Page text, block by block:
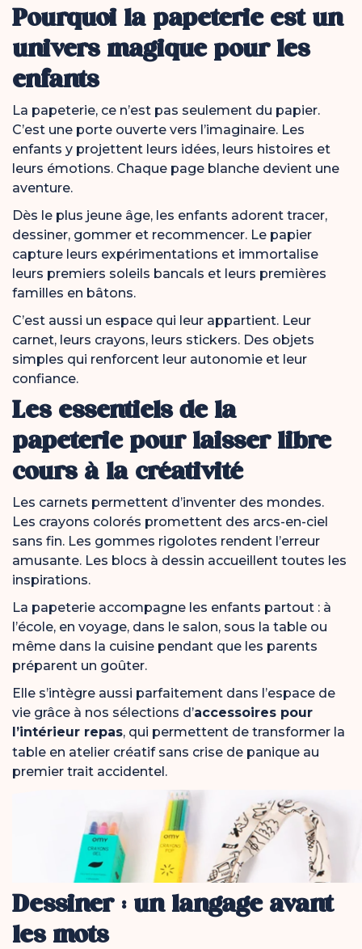
Pourquoi la papeterie est un
univers magique pour les
enfants
La papeterie, ce n’est pas seulement du papier.
C’est une porte ouverte vers l’imaginaire. Les
enfants y projettent leurs idées, leurs histoires et
leurs émotions. Chaque page blanche devient une
aventure.
Dès le plus jeune âge, les enfants adorent tracer,
dessiner, gommer et recommencer. Le papier
capture leurs expérimentations et immortalise
leurs premiers soleils bancals et leurs premières
familles en bâtons.
C’est aussi un espace qui leur appartient. Leur
carnet, leurs crayons, leurs stickers. Des objets
simples qui renforcent leur autonomie et leur
confiance.
Les essentiels de la
papeterie pour laisser libre
cours à la créativité
Les carnets permettent d’inventer des mondes.
Les crayons colorés promettent des arcs-en-ciel
sans fin. Les gommes rigolotes rendent l’erreur
amusante. Les blocs à dessin accueillent toutes les
inspirations.
La papeterie accompagne les enfants partout : à
l’école, en voyage, dans le salon, sous la table ou
même dans la cuisine pendant que les parents
préparent un goûter.
Elle s’intègre aussi parfaitement dans l’espace de
vie grâce à nos sélections d’accessoires pour
l’intérieur repas, qui permettent de transformer la
table en atelier créatif sans crise de panique au
premier trait accidentel.
Dessiner : un langage avant
les mots